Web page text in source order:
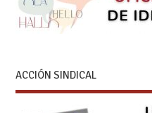
ACCIÓN SINDICAL